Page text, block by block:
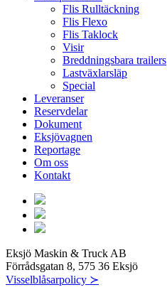
Flis Rulltäckning
Flis Flexo
Flis Taklock
Visir
Breddningsbara trailers
Lastväxlarsläp
Special
Leveranser
Reservdelar
Dokument
Eksjövagnen
Reportage
Om oss
Kontakt
Eksjö Maskin & Truck AB
Förrådsgatan 8, 575 36 Eksjö
Visselblåsarpolicy ≻